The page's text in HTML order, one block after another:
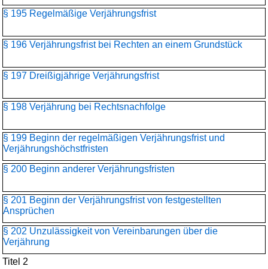
§ 195 Regelmäßige Verjährungsfrist
§ 196 Verjährungsfrist bei Rechten an einem Grundstück
§ 197 Dreißigjährige Verjährungsfrist
§ 198 Verjährung bei Rechtsnachfolge
§ 199 Beginn der regelmäßigen Verjährungsfrist und
Verjährungshöchstfristen
§ 200 Beginn anderer Verjährungsfristen
§ 201 Beginn der Verjährungsfrist von festgestellten
Ansprüchen
§ 202 Unzulässigkeit von Vereinbarungen über die
Verjährung
Titel 2